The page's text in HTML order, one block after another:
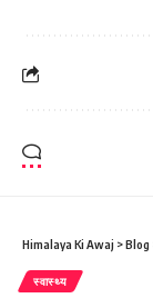
Himalaya Ki Awaj >Blog
स्वास्थ्य